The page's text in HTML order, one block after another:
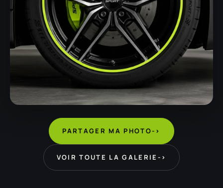
PARTAGER MA PHOTO->
VOIR TOUTE LA GALERIE ->